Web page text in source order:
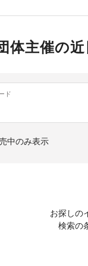
体主催の
ド
中のみ表示
お探しの
検索の